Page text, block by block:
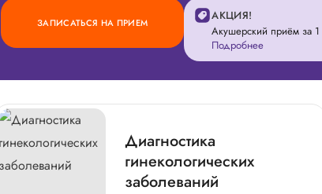
ЗАПИСАТЬСЯ НА ПРИЕМ
АКЦИЯ!
Акушерский приём за
Подробнее
Диагностика
гинекологических
заболеваний